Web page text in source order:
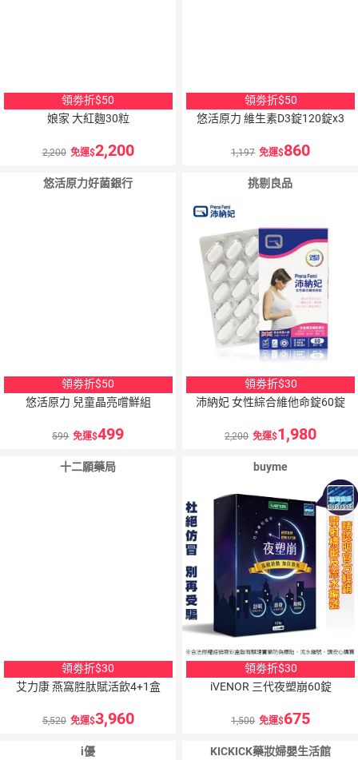
領劵折$50
娘家 大紅麴30粒
2,200 免運 2,200
領劵折$50
悠活原力 維生素D3錠120錠x3
1,197 免運 860
悠活原力好菌銀行
領劵折$50
悠活原力 兒童晶亮嚐鮮組
599 免運 499
挑剔良品
領劵折$30
沛納妃 女性綜合維他命錠60錠
2,200 免運 1,980
十二願藥局
領劵折$30
艾力康 燕窩胜肽賦活飲4+1盒
5,520 免運 3,960
buyme
領劵折$30
iVENOR 三代夜塑崩60錠
1,500 免運 675
i優 KICKICK藥妝婦嬰生活館